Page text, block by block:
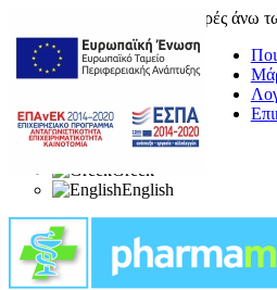
Δωρεάν μεταφορικά για αγορές άνω
Greek
English